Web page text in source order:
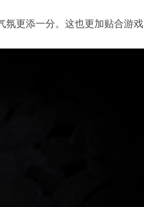
氛更添一分。这也更加贴合游戏